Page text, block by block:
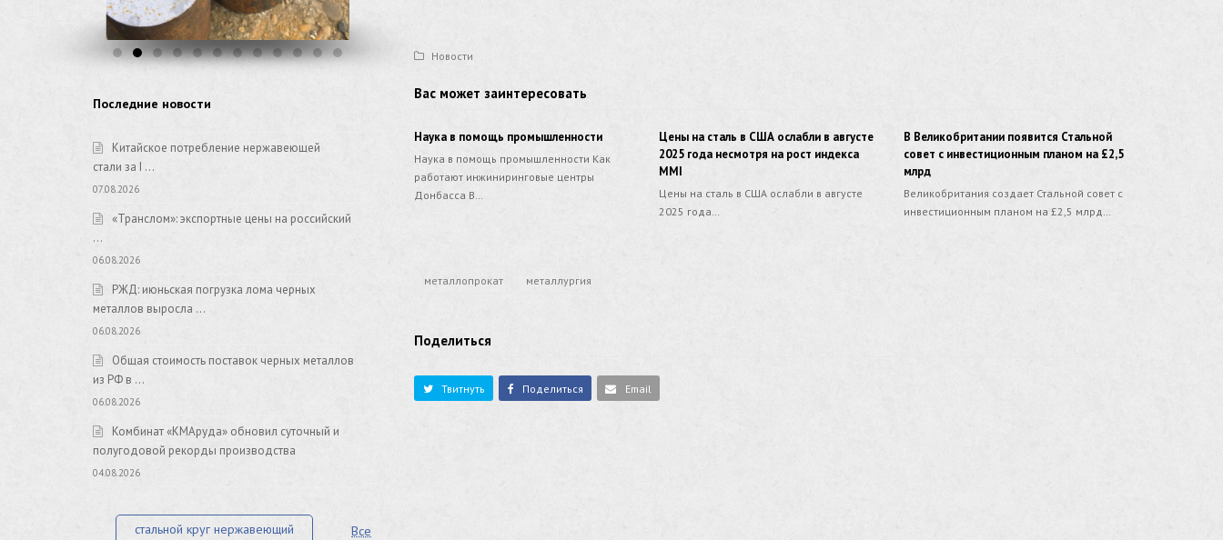
Новости
Вас может заинтересовать
Наука в помощь промышленности
Наука в помощь промышленности Как
работают инжиниринговые центры
Донбасса В…
Цены на сталь в США ослабли в августе
2025 года несмотря на рост индекса
MMI
Цены на сталь в США ослабли в августе
2025 года…
В Великобритании появится Стальной
совет с инвестиционным планом на £2,5
млрд
Великобритания создает Стальной совет с
инвестиционным планом на £2,5 млрд…
металлопрокат металлургия
Поделиться
Твитнуть Поделиться Email
Последние новости
Китайское потребление нержавеющей
стали за I …
07.08.2026
«Транслом»: экспортные цены на российский
…
06.08.2026
РЖД: июньская погрузка лома черных
металлов выросла …
06.08.2026
Общая стоимость поставок черных металлов
из РФ в …
06.08.2026
Комбинат «КМАруда» обновил суточный и
полугодовой рекорды производства
04.08.2026
стальной круг нержавеющий Все